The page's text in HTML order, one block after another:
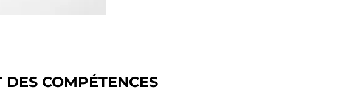
COMPÉTENCES